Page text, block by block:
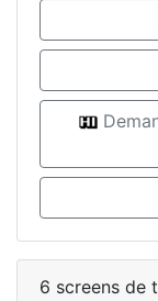
6 screens de